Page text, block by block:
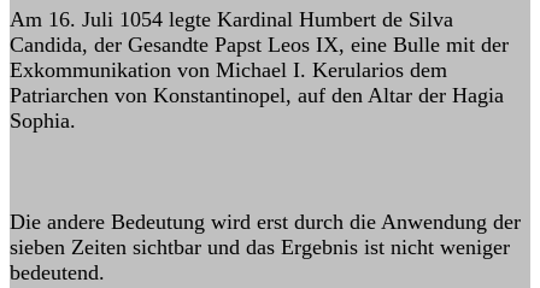
Am 16. Juli 1054 legte Kardinal Humbert de Silva
Candida, der Gesandte Papst Leos IX, eine Bulle mit der
Exkommunikation von Michael I. Kerularios dem
Patriarchen von Konstantinopel, auf den Altar der Hagia
Sophia.
Die andere Bedeutung wird erst durch die Anwendung der
sieben Zeiten sichtbar und das Ergebnis ist nicht weniger
bedeutend.